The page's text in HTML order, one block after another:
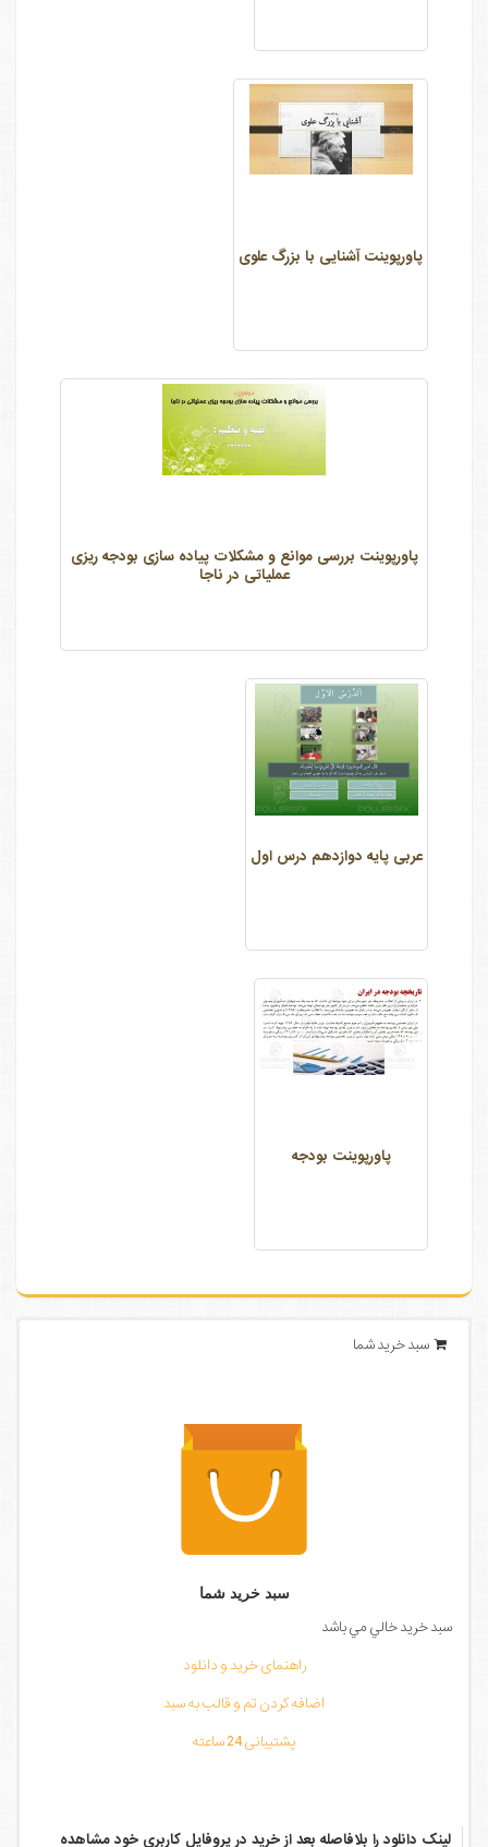
پاورپوینت آشنایی با بزرگ علوی
پاورپوینت بررسی موانع و مشکلات پیاده سازی بودجه ریزی
عملیاتی در ناجا
عربی پایه دوازدهم درس اول
پاورپوینت بودجه
سبد خرید شما
سبد خرید شما
سبد خرید خالي مي باشد
راهنمای خرید و دانلود
اضافه کردن تم و قالب به سبد
پشتیبانی 24 ساعته
لینک دانلود را بلافاصله بعد از خرید در پروفایل کاربری خود مشاهده